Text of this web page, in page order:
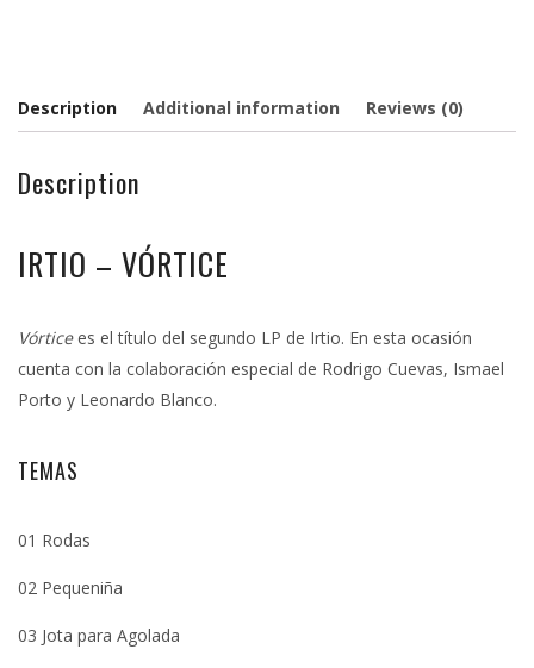
Description Additional information Reviews (0)
Description
IRTIO – VÓRTICE
Vórticees el título del segundo LP de Irtio. En esta ocasión
cuenta con la colaboración especial de Rodrigo Cuevas, Ismael
Porto y Leonardo Blanco.
TEMAS
01 Rodas
02 Pequeniña
03 Jota para Agolada